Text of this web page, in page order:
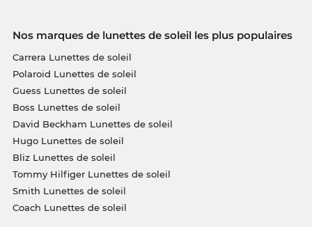
Nos marques de lunettes de soleil les plus populaires
Carrera Lunettes de soleil
Polaroid Lunettes de soleil
Guess Lunettes de soleil
Boss Lunettes de soleil
David Beckham Lunettes de soleil
Hugo Lunettes de soleil
Bliz Lunettes de soleil
Tommy Hilfiger Lunettes de soleil
Smith Lunettes de soleil
Coach Lunettes de soleil